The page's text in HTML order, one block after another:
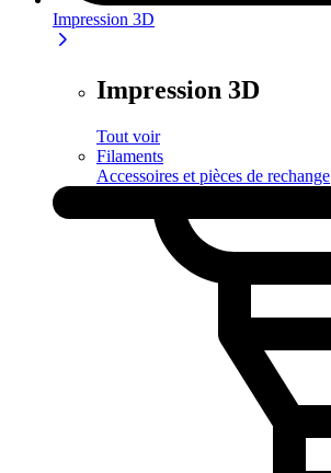
Impression 3D
Impression 3D
Tout voir
Filaments
Accessoires et pièces de rechange